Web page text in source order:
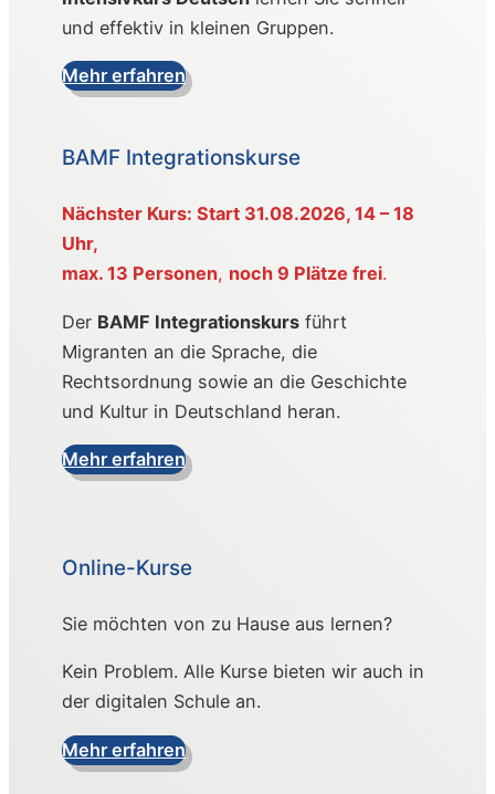
und effektiv in kleinen Gruppen.
Mehr erfahren
BAMF Integrationskurse
Nächster Kurs: Start 31.08.2026, 14 – 18
Uhr,
max. 13 Personen, noch 9 Plätze frei.
Der BAMF Integrationskurs führt
Migranten an die Sprache, die
Rechtsordnung sowie an die Geschichte
und Kultur in Deutschland heran.
Mehr erfahren
Online-Kurse
Sie möchten von zu Hause aus lernen?
Kein Problem. Alle Kurse bieten wir auch in
der digitalen Schule an.
Mehr erfahren